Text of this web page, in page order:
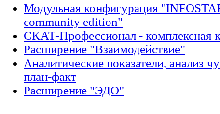
Модульная конфигурация
community edition"
СКАТ-Профессионал - комплексная
Расширение "Взаимодействие"
Аналитические показатели, анализ
план-факт
Расширение "ЭДО"